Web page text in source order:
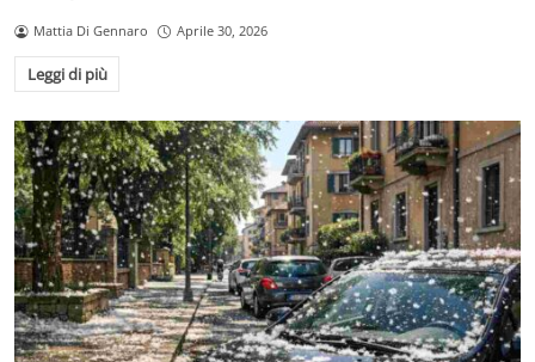
Mattia Di Gennaro Aprile 30, 2026
Leggi di più